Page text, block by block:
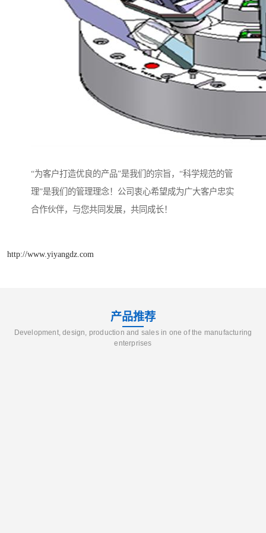
“为客户打造优良的产品”是我们的宗旨，“科学规范的管
理”是我们的管理理念！公司衷心希望成为广大客户忠实
合作伙伴，与您共同发展，共同成长！
http://www.yiyangdz.com
产品推荐
Development, design, production and sales in one of the manufacturing
enterprises